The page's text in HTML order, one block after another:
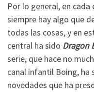
Por lo general, en cada
siempre hay algo que
todas las cosas, y en
central ha sido Dragon
serie, que hace no
canal infantil Boing, ha
novedades que ha